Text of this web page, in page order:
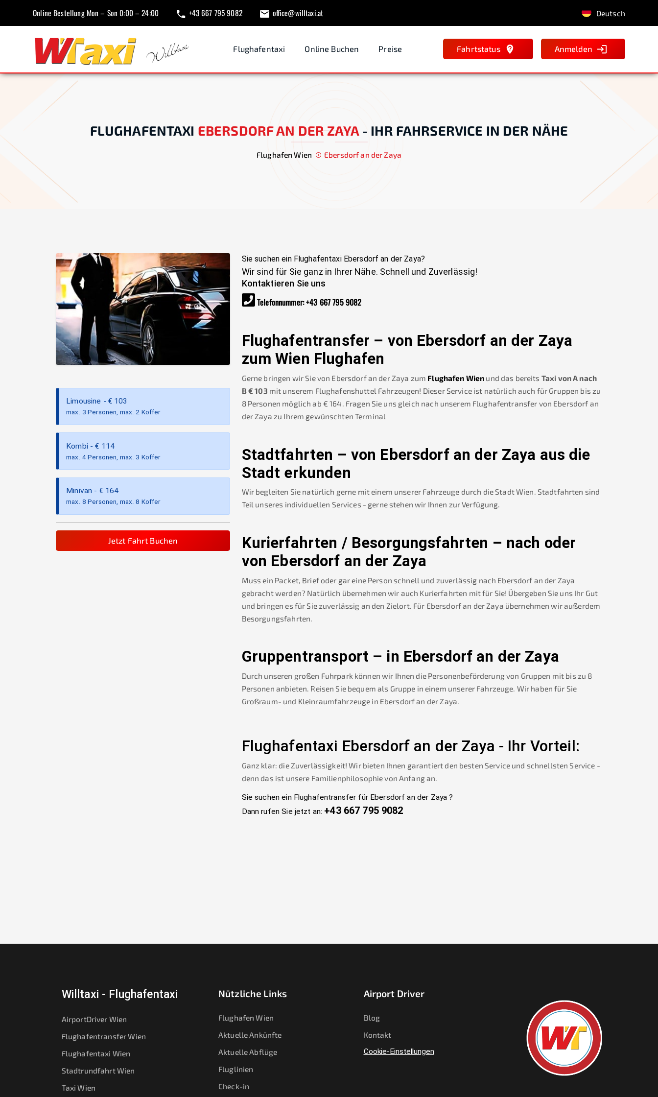
Online Bestellung Mon – Son 0:00 – 24:00 +43 667 795 9082 office@willtaxi.at Deutsch
Flughafentaxi Online Buchen Preise Fahrtstatus Anmelden
FLUGHAFENTAXI EBERSDORF AN DER ZAYA - IHR FAHRSERVICE IN DER NÄHE
Flughafen Wien Ebersdorf an der Zaya
Limousine - € 103
max. 3 Personen, max. 2 Koffer
Kombi - € 114
max. 4 Personen, max. 3 Koffer
Minivan - € 164
max. 8 Personen, max. 8 Koffer
Jetzt Fahrt Buchen
Sie suchen ein Flughafentaxi Ebersdorf an der Zaya?
Wir sind für Sie ganz in Ihrer Nähe. Schnell und Zuverlässig!
Kontaktieren Sie uns
Telefonnummer:+43 667 795 9082
Flughafentransfer – von Ebersdorf an der Zaya
zum Wien Flughafen
Gerne bringen wir Sie von Ebersdorf an der Zaya zum Flughafen Wien und das bereits Taxi von A nach
B€103 mit unserem Flughafenshuttel Fahrzeugen! Dieser Service ist natürlich auch für Gruppen bis zu
8 Personen möglich ab € 164. Fragen Sie uns gleich nach unserem Flughafentransfer von Ebersdorf an
der Zaya zu Ihrem gewünschten Terminal
Stadtfahrten – von Ebersdorf an der Zaya aus die
Stadt erkunden
Wir begleiten Sie natürlich gerne mit einem unserer Fahrzeuge durch die Stadt Wien. Stadtfahrten sind
Teil unseres individuellen Services - gerne stehen wir Ihnen zur Verfügung.
Kurierfahrten / Besorgungsfahrten – nach oder
von Ebersdorf an der Zaya
Muss ein Packet, Brief oder gar eine Person schnell und zuverlässig nach Ebersdorf an der Zaya
gebracht werden? Natürlich übernehmen wir auch Kurierfahrten mit für Sie! Übergeben Sie uns Ihr Gut
und bringen es für Sie zuverlässig an den Zielort. Für Ebersdorf an der Zaya übernehmen wir außerdem
Besorgungsfahrten.
Gruppentransport – in Ebersdorf an der Zaya
Durch unseren großen Fuhrpark können wir Ihnen die Personenbeförderung von Gruppen mit bis zu 8
Personen anbieten. Reisen Sie bequem als Gruppe in einem unserer Fahrzeuge. Wir haben für Sie
Großraum- und Kleinraumfahrzeuge in Ebersdorf an der Zaya.
Flughafentaxi Ebersdorf an der Zaya - Ihr Vorteil:
Ganz klar: die Zuverlässigkeit! Wir bieten Ihnen garantiert den besten Service und schnellsten Service -
denn das ist unsere Familienphilosophie von Anfang an.
Sie suchen ein Flughafentransfer für Ebersdorf an der Zaya ?
Dann rufen Sie jetzt an: +43 667 795 9082
Willtaxi - Flughafentaxi
AirportDriver Wien
Flughafentransfer Wien
Flughafentaxi Wien
Stadtrundfahrt Wien
Taxi Wien
Nützliche Links
Flughafen Wien
Aktuelle Ankünfte
Aktuelle Abflüge
Fluglinien
Check-in
Airport Driver
Blog
Kontakt
Cookie-Einstellungen